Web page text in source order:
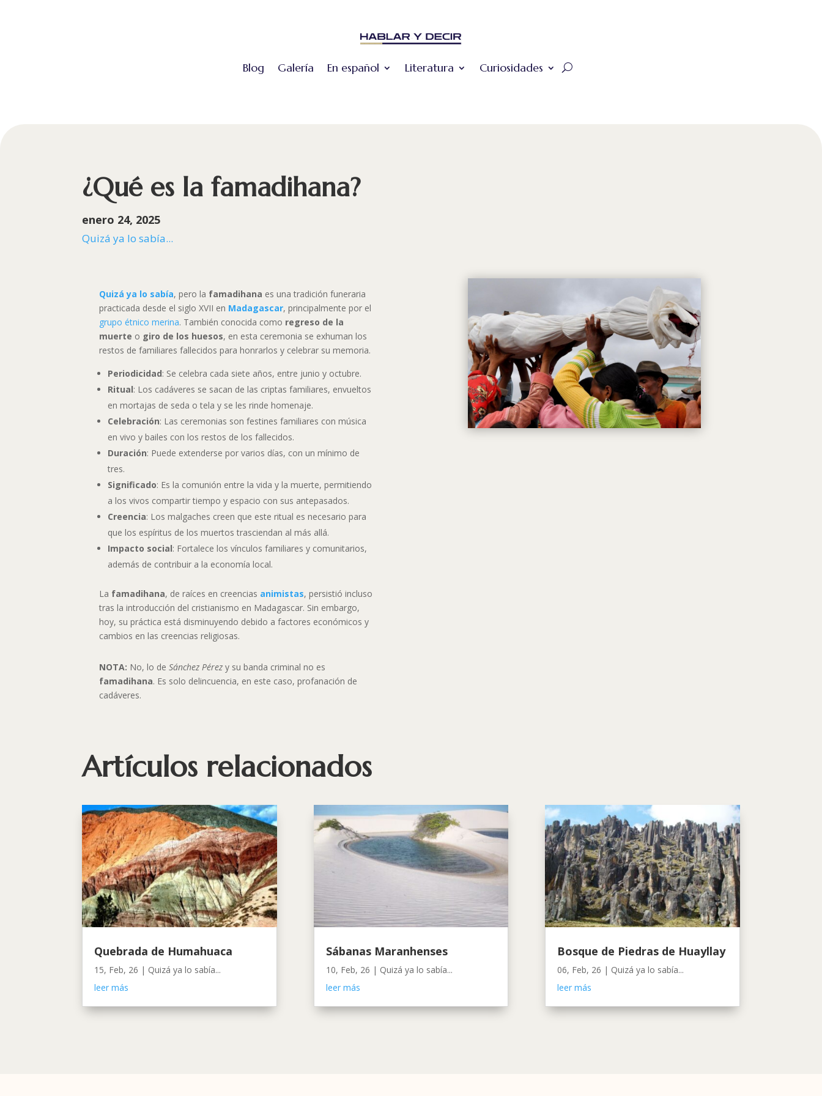
Blog Galería En español Literatura Curiosidades
¿Qué es la famadihana?
enero 24, 2025
Quizá ya lo sabía...
Quizá ya lo sabía, pero la famadihana es una tradición funeraria
practicada desde el siglo XVII en Madagascar, principalmente por el
grupo étnico merina. También conocida como regreso de la
muerte o giro de los huesos, en esta ceremonia se exhuman los
restos de familiares fallecidos para honrarlos y celebrar su memoria.
Periodicidad: Se celebra cada siete años, entre junio y octubre.
Ritual: Los cadáveres se sacan de las criptas familiares, envueltos
en mortajas de seda o tela y se les rinde homenaje.
Celebración: Las ceremonias son festines familiares con música
en vivo y bailes con los restos de los fallecidos.
Duración: Puede extenderse por varios días, con un mínimo de
tres.
Significado: Es la comunión entre la vida y la muerte, permitiendo
a los vivos compartir tiempo y espacio con sus antepasados.
Creencia: Los malgaches creen que este ritual es necesario para
que los espíritus de los muertos trasciendan al más allá.
Impacto social: Fortalece los vínculos familiares y comunitarios,
además de contribuir a la economía local.
La famadihana, de raíces en creencias animistas, persistió incluso
tras la introducción del cristianismo en Madagascar. Sin embargo,
hoy, su práctica está disminuyendo debido a factores económicos y
cambios en las creencias religiosas.
NOTA: No, lo deSánchez Pérez y su banda criminal no es
famadihana. Es solo delincuencia, en este caso, profanación de
cadáveres.
Artículos relacionados
Quebrada de Humahuaca
15, Feb, 26 | Quizá ya lo sabía...
leer más
Sábanas Maranhenses
10, Feb, 26 | Quizá ya lo sabía...
leer más
Bosque de Piedras de Huayllay
06, Feb, 26 | Quizá ya lo sabía...
leer más